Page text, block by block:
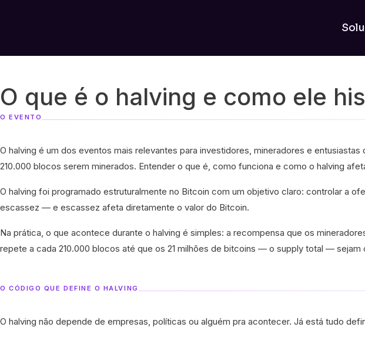
O que é o halving e como ele
O EVENTO
O halving é um dos eventos mais relevantes para investidores, mineradores e
210.000 blocos serem minerados. Entender o que é, como funciona e como o halving
O halving foi programado estruturalmente no Bitcoin com um objetivo claro: controlar a
escassez — e escassez afeta diretamente o valor do Bitcoin.
Na prática, o que acontece durante o halving é simples: a recompensa que os
repete a cada 210.000 blocos até que os 21 milhões de bitcoins — o supply total —
O CÓDIGO QUE DEFINE O HALVING
O halving não depende de empresas, políticas ou alguém pra acontecer. Já está tudo